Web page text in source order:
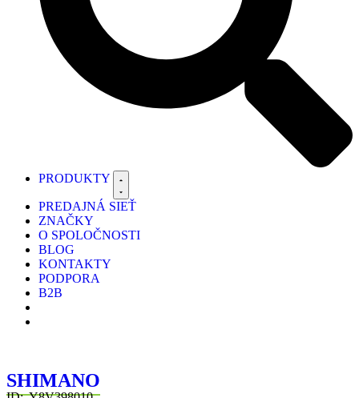
PRODUKTY
PREDAJNÁ SIEŤ
ZNAČKY
O SPOLOČNOSTI
BLOG
KONTAKTY
PODPORA
B2B
SHIMANO